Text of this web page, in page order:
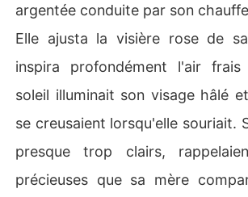
argentée conduite par son
Elle ajusta la visière rose de
inspira profondément l'air
soleil illuminait son visage hâlé
se creusaient lorsqu'elle souriait.
presque trop clairs,
précieuses que sa mère